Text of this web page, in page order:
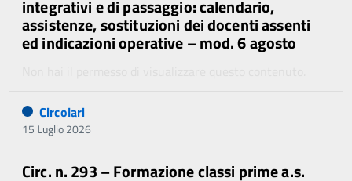
integrativi e di passaggio: calendario,
assistenze, sostituzioni dei docenti assenti
ed indicazioni operative – mod. 6 agosto
Circolari
15 Luglio 2026
Circ. n. 293 – Formazione classi prime a.s.